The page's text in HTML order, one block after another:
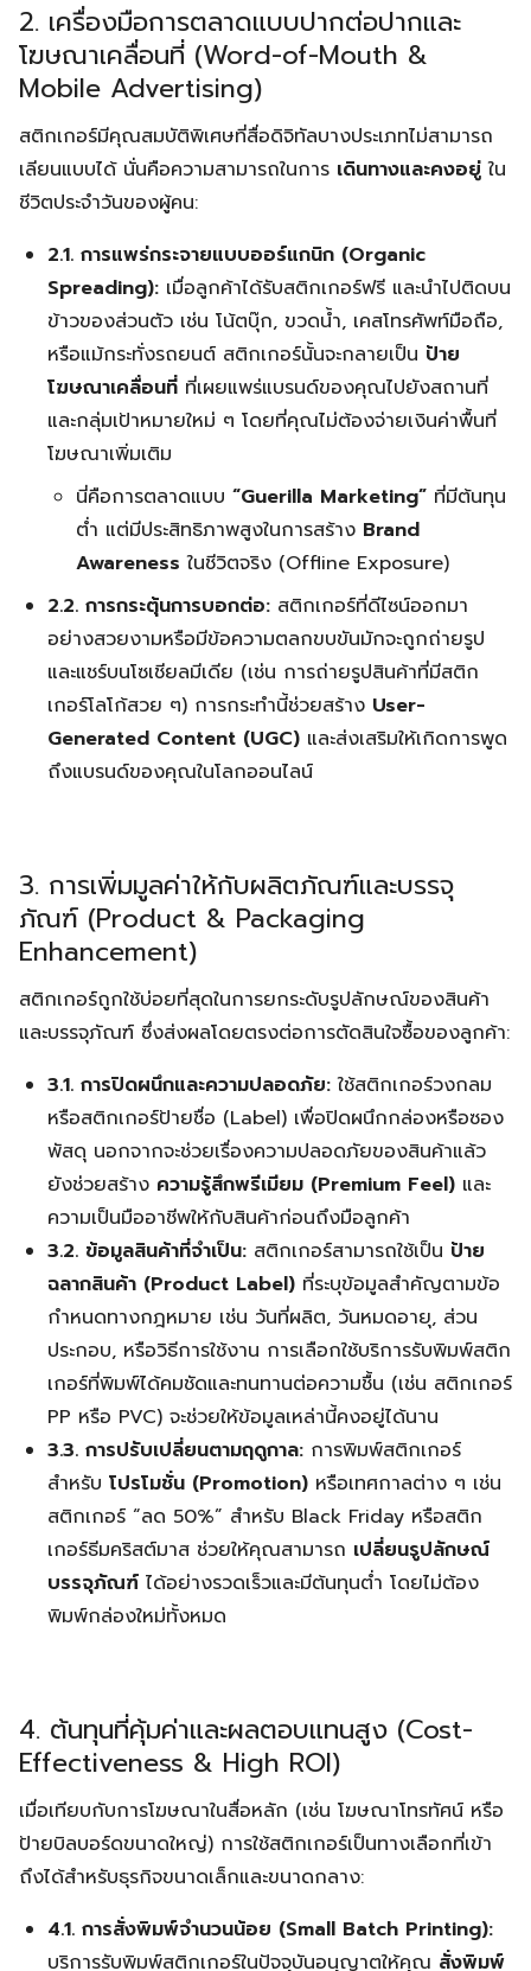
2. เครื่องมือการตลาดแบบปากต่อปากและ
โฆษณาเคลื่อนที่ (Word-of-Mouth &
Mobile Advertising)
สติกเกอร์มีคุณสมบัติพิเศษที่สื่อดิจิทัลบางประเภทไม่สามารถ
เลียนแบบได้ นั่นคือความสามารถในการ เดินทางและคงอยู่ ใน
ชีวิตประจำวันของผู้คน:
2.1. การแพร่กระจายแบบออร์แกนิก (Organic
Spreading): เมื่อลูกค้าได้รับสติกเกอร์ฟรี และนำไปติดบน
ข้าวของส่วนตัว เช่น โน้ตบุ๊ก, ขวดน้ำ, เคสโทรศัพท์มือถือ,
หรือแม้กระทั่งรถยนต์ สติกเกอร์นั้นจะกลายเป็น ป้าย
โฆษณาเคลื่อนที่ ที่เผยแพร่แบรนด์ของคุณไปยังสถานที่
และกลุ่มเป้าหมายใหม่ ๆ โดยที่คุณไม่ต้องจ่ายเงินค่าพื้นที่
โฆษณาเพิ่มเติม
นี่คือการตลาดแบบ “Guerilla Marketing” ที่มีต้นทุน
ต่ำ แต่มีประสิทธิภาพสูงในการสร้าง Brand
Awareness ในชีวิตจริง (Offline Exposure)
2.2. การกระตุ้นการบอกต่อ: สติกเกอร์ที่ดีไซน์ออกมา
อย่างสวยงามหรือมีข้อความตลกขบขันมักจะถูกถ่ายรูป
และแชร์บนโซเชียลมีเดีย (เช่น การถ่ายรูปสินค้าที่มีสติก
เกอร์โลโก้สวย ๆ) การกระทำนี้ช่วยสร้าง User-
Generated Content (UGC) และส่งเสริมให้เกิดการพูด
ถึงแบรนด์ของคุณในโลกออนไลน์
3. การเพิ่มมูลค่าให้กับผลิตภัณฑ์และบรรจุ
ภัณฑ์ (Product & Packaging
Enhancement)
สติกเกอร์ถูกใช้บ่อยที่สุดในการยกระดับรูปลักษณ์ของสินค้า
และบรรจุภัณฑ์ ซึ่งส่งผลโดยตรงต่อการตัดสินใจซื้อของลูกค้า:
3.1. การปิดผนึกและความปลอดภัย: ใช้สติกเกอร์วงกลม
หรือสติกเกอร์ป้ายชื่อ (Label) เพื่อปิดผนึกกล่องหรือซอง
พัสดุ นอกจากจะช่วยเรื่องความปลอดภัยของสินค้าแล้ว
ยังช่วยสร้าง ความรู้สึกพรีเมียม (Premium Feel) และ
ความเป็นมืออาชีพให้กับสินค้าก่อนถึงมือลูกค้า
3.2. ข้อมูลสินค้าที่จำเป็น: สติกเกอร์สามารถใช้เป็น ป้าย
ฉลากสินค้า (Product Label) ที่ระบุข้อมูลสำคัญตามข้อ
กำหนดทางกฎหมาย เช่น วันที่ผลิต, วันหมดอายุ, ส่วน
ประกอบ, หรือวิธีการใช้งาน การเลือกใช้บริการรับพิมพ์สติก
เกอร์ที่พิมพ์ได้คมชัดและทนทานต่อความชื้น (เช่น สติกเกอร์
PP หรือ PVC) จะช่วยให้ข้อมูลเหล่านี้คงอยู่ได้นาน
3.3. การปรับเปลี่ยนตามฤดูกาล: การพิมพ์สติกเกอร์
สำหรับ โปรโมชั่น (Promotion) หรือเทศกาลต่าง ๆ เช่น
สติกเกอร์ “ลด 50%” สำหรับ Black Friday หรือสติก
เกอร์ธีมคริสต์มาส ช่วยให้คุณสามารถ เปลี่ยนรูปลักษณ์
บรรจุภัณฑ์ ได้อย่างรวดเร็วและมีต้นทุนต่ำ โดยไม่ต้อง
พิมพ์กล่องใหม่ทั้งหมด
4. ต้นทุนที่คุ้มค่าและผลตอบแทนสูง (Cost-
Effectiveness & High ROI)
เมื่อเทียบกับการโฆษณาในสื่อหลัก (เช่น โฆษณาโทรทัศน์ หรือ
ป้ายบิลบอร์ดขนาดใหญ่) การใช้สติกเกอร์เป็นทางเลือกที่เข้า
ถึงได้สำหรับธุรกิจขนาดเล็กและขนาดกลาง:
4.1. การสั่งพิมพ์จำนวนน้อย (Small Batch Printing):
บริการรับพิมพ์สติกเกอร์ในปัจจุบันอนุญาตให้คุณ สั่งพิมพ์